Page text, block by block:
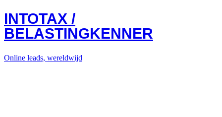
INTOTAX /
BELASTINGKENNER
Online leads, wereldwijd